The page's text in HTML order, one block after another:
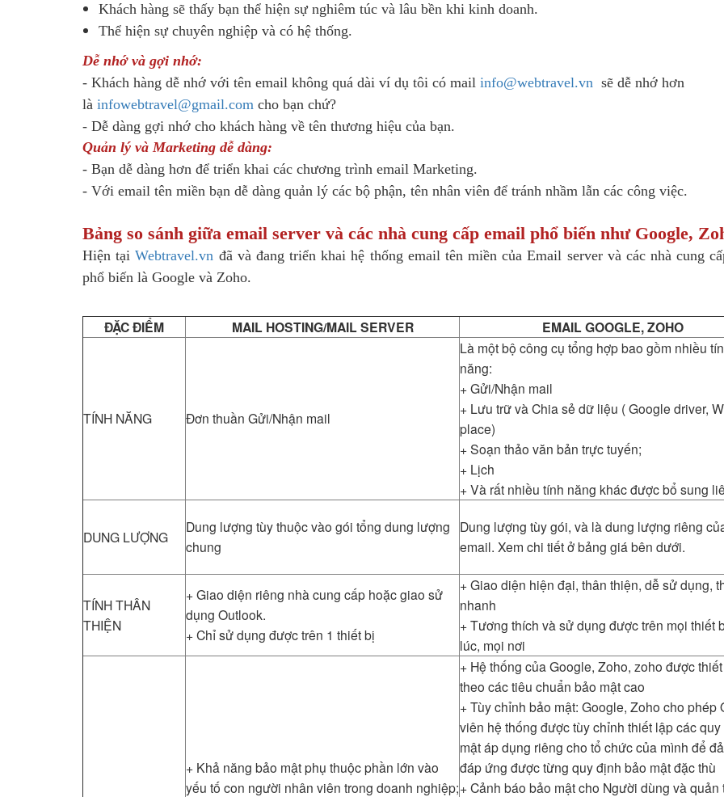
Khách hàng sẽ thấy bạn thể hiện sự nghiêm túc và lâu bền khi kinh doanh.
Thể hiện sự chuyên nghiệp và có hệ thống.
Dễ nhớ và gợi nhớ:
- Khách hàng dễ nhớ với tên email không quá dài ví dụ tôi có mail info@webtravel.vn sẽ dễ nhớ hơn
là infowebtravel@gmail.com cho bạn chứ?
- Dễ dàng gợi nhớ cho khách hàng về tên thương hiệu của bạn.
Quản lý và Marketing dễ dàng:
- Bạn dễ dàng hơn để triển khai các chương trình email Marketing.
- Với email tên miền bạn dễ dàng quản lý các bộ phận, tên nhân viên để tránh nhầm lẫn các công việc.
Bảng so sánh giữa email server và các nhà cung cấp email phổ biến như Google,
Hiện tạiWebtravel.vn đã và đang triển khai hệ thống email tên miền của Email server và các nhà cung
phổ biến là Google và Zoho.
ĐẶC ĐIỂM MAIL HOSTING/MAIL SERVER EMAIL GOOGLE, ZOHO
TÍNH NĂNG Đơn thuần Gửi/Nhận mail
Là một bộ công cụ tổng hợp bao gồm nhiều
năng:
+ Gửi/Nhận mail
+ Lưu trữ và Chia sẻ dữ liệu ( Google driver,
place)
+ Soạn thảo văn bản trực tuyến;
+ Lịch
+ Và rất nhiều tính năng khác được bổ sung
DUNG LƯỢNG
Dung lượng tùy thuộc vào gói tổng dung lượng
chung
Dung lượng tùy gói, và là dung lượng riêng
email. Xem chi tiết ở bảng giá bên dưới.
TÍNH THÂN
THIỆN
+ Giao diện riêng nhà cung cấp hoặc giao sử
dụng Outlook.
+ Chỉ sử dụng được trên 1 thiết bị
+ Giao diện hiện đại, thân thiện, dễ sử dụng,
nhanh
+ Tương thích và sử dụng được trên mọi thiết
lúc, mọi nơi
+ Khả năng bảo mật phụ thuộc phần lớn vào
yếu tố con người nhân viên trong doanh nghiệp;
+ Hệ thống của Google, Zoho, zoho được
theo các tiêu chuẩn bảo mật cao
+ Tùy chỉnh bảo mật: Google, Zoho cho phép
viên hệ thống được tùy chỉnh thiết lập các quy
mật áp dụng riêng cho tổ chức của mình để
đáp ứng được từng quy định bảo mật đặc thù
+ Cảnh báo bảo mật cho Người dùng và quản